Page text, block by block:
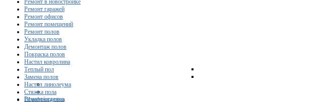
Ремонт/отделка
Ремонт в новостройке
Ремонт гаражей
Ремонт офисов
Ремонт помещений
Ремонт полов
Укладка полов
Демонтаж полов
Покраска полов
Настил ковролина
Теплый пол
Замена полов
Настил линолеума
Стяжка пола
Шлифовка пола